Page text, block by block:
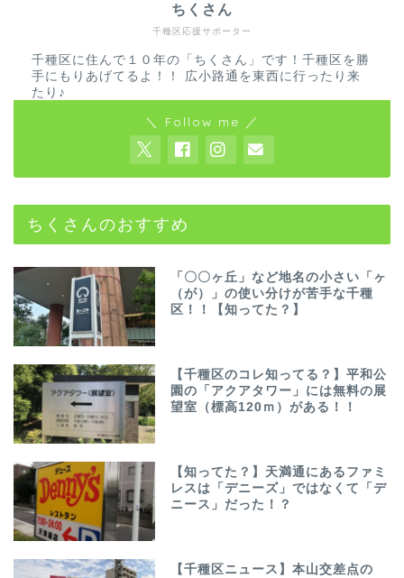
千種区応援サポーター
ちくさん
千種区に住んで１０年の「ちくさん」です！千種区を勝
手にもりあげてるよ！！ 広小路通を東西に行ったり来
たり♪
＼ Follow me ／
ちくさんのおすすめ
「〇〇ヶ丘」など地名の小さい「ヶ
（が）」の使い分けが苦手な千種
区！！【知ってた？】
【千種区のコレ知ってる？】平和公
園の「アクアタワー」には無料の展
望室（標高120ｍ）がある！！
【知ってた？】天満通にあるファミ
レスは「デニーズ」ではなくて「デ
ニース」だった！？
【千種区ニュース】本山交差点の